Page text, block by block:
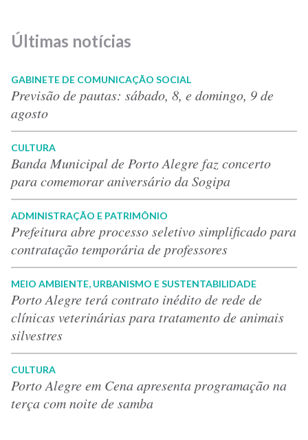
Últimas notícias
GABINETE DE COMUNICAÇÃO SOCIAL
Previsão de pautas: sábado, 8, e domingo, 9 de
agosto
CULTURA
Banda Municipal de Porto Alegre faz concerto
para comemorar aniversário da Sogipa
ADMINISTRAÇÃO E PATRIMÔNIO
Prefeitura abre processo seletivo simplificado para
contratação temporária de professores
MEIO AMBIENTE, URBANISMO E SUSTENTABILIDADE
Porto Alegre terá contrato inédito de rede de
clínicas veterinárias para tratamento de animais
silvestres
CULTURA
Porto Alegre em Cena apresenta programação na
terça com noite de samba